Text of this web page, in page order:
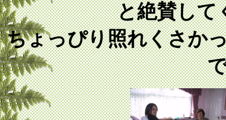
と絶賛して
ちょっぴり照れくさか